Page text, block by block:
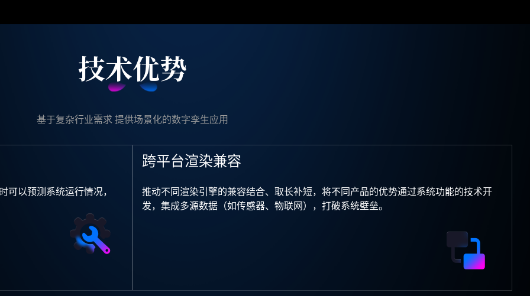
技术优势
基于复杂行业需求 提供场景化的数字孪生应用
可以预测系统运行情况，
跨平台渲染兼容
推动不同渲染引擎的兼容结合、取长补短，将不同产品的优势通过系统功能的技术开
发，集成多源数据（如传感器、物联网），打破系统壁垒。